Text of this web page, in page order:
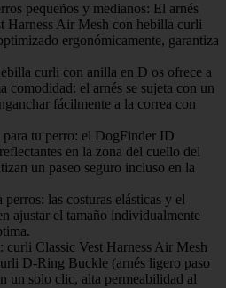
pequeños y medianos: El arnés
Harness Air Mesh con hebilla curli
ergonómicamente, garantiza
curli con anilla en D os ofrece a
comodidad: el arnés se sujeta con un
fácilmente a la correa con
para tu perro: el DogFinder ID
en la zona del cuello del
un paseo seguro incluso en la
las costuras elásticas y el
ajustar el tamaño individualmente
curli Classic Vest Harness Air Mesh
D-Ring Buckle (arnés ligero paso
un solo clic, alta permeabilidad al